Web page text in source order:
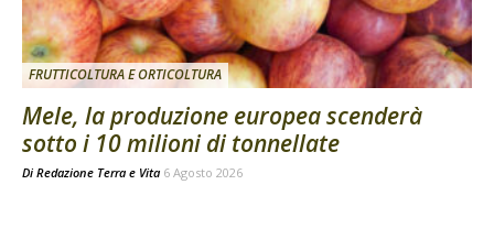
FRUTTICOLTURA E ORTICOLTURA
Mele, la produzione europea scenderà
sotto i 10 milioni di tonnellate
Di Redazione Terra e Vita 6 Agosto 2026